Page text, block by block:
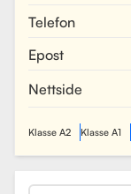
Telefon
Epost
Nettside
Klasse A2 Klasse A1